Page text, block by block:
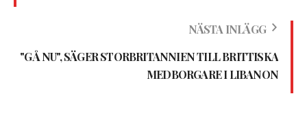
NÄSTA INLÄGG
"GÅ NU", SÄGER STORBRITANNIEN TILL BRITTISKA
MEDBORGARE I LIBANON